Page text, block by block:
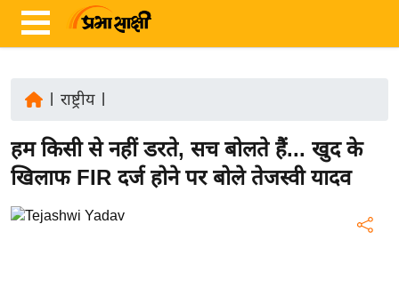
ज़ा
ख
र
राष्ट्रीय|
हम किसी से नहीं डरते, सच बोलते हैं... खुद के
खिलाफ FIR दर्ज होने पर बोले तेजस्वी यादव